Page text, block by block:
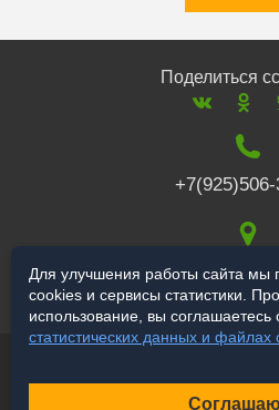
Поделиться
117519,г.
Варшавское
Продвижение
Для улучшения работы сайта
cookies и сервисы статистики.
использование, вы соглашаетесь
статистических данных и файлах